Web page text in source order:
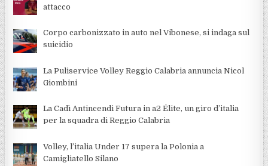
attacco
Corpo carbonizzato in auto nel Vibonese, si indaga sul
suicidio
La Puliservice Volley Reggio Calabria annuncia Nicol
Giombini
La Cadì Antincendi Futura in a2 Élite, un giro d’italia
per la squadra di Reggio Calabria
Volley, l’italia Under 17 supera la Polonia a
Camigliatello Silano